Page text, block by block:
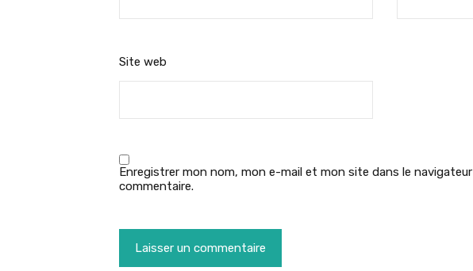
Site web
Enregistrer mon nom, mon e-mail et mon site dans le
commentaire.